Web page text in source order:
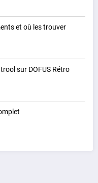
et où les trouver
sur DOFUS Rétro